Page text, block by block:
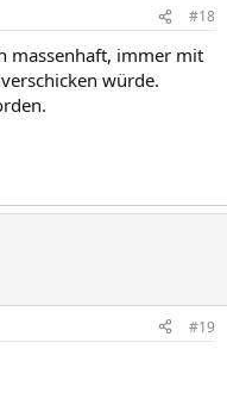
#18
massenhaft, immer mit
würde.
#19